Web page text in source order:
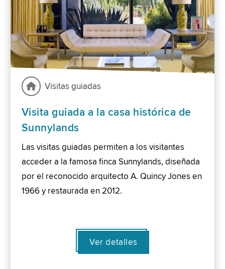
Visitas guiadas
Visita guiada a la casa histórica de
Sunnylands
Las visitas guiadas permiten a los visitantes
acceder a la famosa finca Sunnylands, diseñada
por el reconocido arquitecto A. Quincy Jones en
1966 y restaurada en 2012.
Ver detalles